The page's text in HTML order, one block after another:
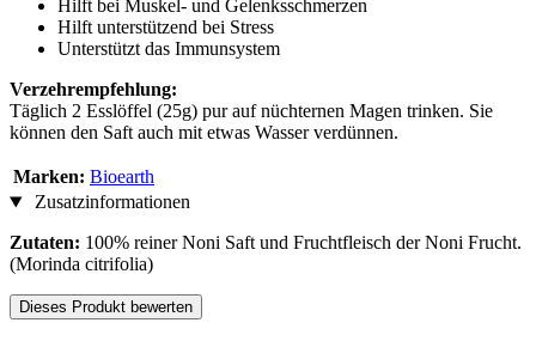
Hilft bei Muskel- und Gelenksschmerzen
Hilft unterstützend bei Stress
Unterstützt das Immunsystem
Verzehrempfehlung:
Täglich 2 Esslöffel (25g) pur auf nüchternen Magen trinken. Sie
können den Saft auch mit etwas Wasser verdünnen.
Marken: Bioearth
Zusatzinformationen
Zutaten: 100% reiner Noni Saft und Fruchtfleisch der Noni Frucht.
(Morinda citrifolia)
Dieses Produkt bewerten